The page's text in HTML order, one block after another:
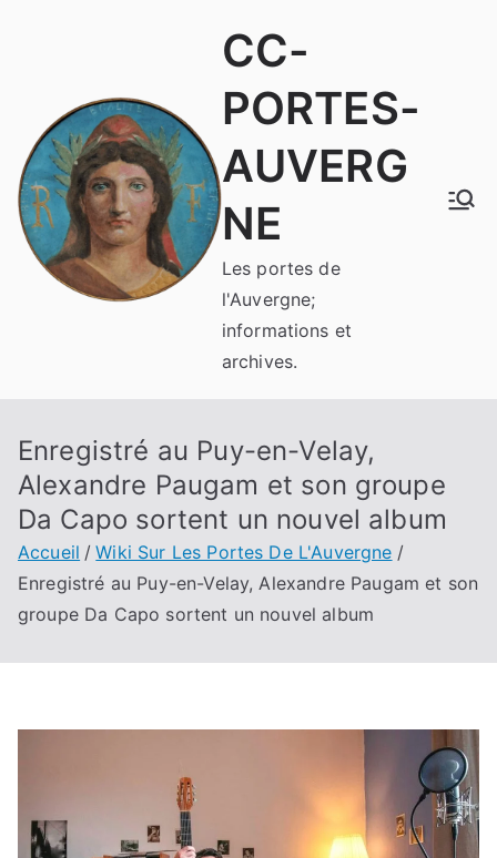
CC-
PORTES-
AUVERG
NE
Les portes de
l'Auvergne;
informations et
archives.
Enregistré au Puy-en-Velay,
Alexandre Paugam et son groupe
Da Capo sortent un nouvel album
Accueil
Wiki Sur Les Portes De L'Auvergne
Enregistré au Puy-en-Velay, Alexandre Paugam et son
groupe Da Capo sortent un nouvel album